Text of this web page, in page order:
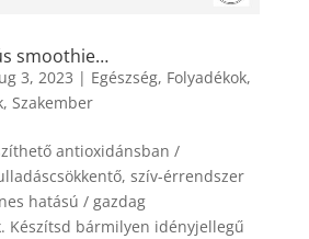
smoothie…
3, 2023 | Egészség, Folyadékok,
, Szakember
antioxidánsban /
szív-érrendszer
hatású / gazdag
Készítsd bármilyen idényjellegű